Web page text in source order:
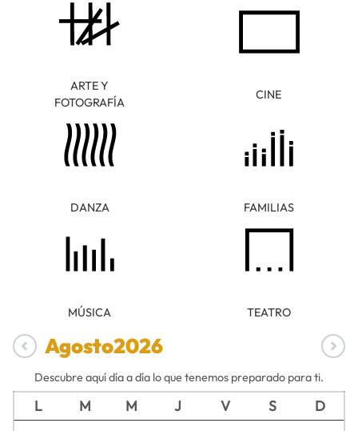
ARTE Y
FOTOGRAFÍA
CINE
DANZA FAMILIAS
MÚSICA TEATRO
Agosto2026
Descubre aquí día a día lo que tenemos preparado para ti.
L M M J V S D